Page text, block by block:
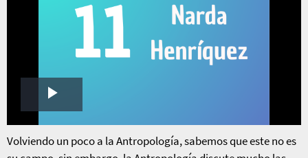
Play
Video
Volviendo un poco a la Antropología, sabemos que este no es